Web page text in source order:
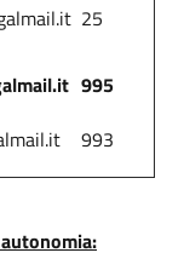
25
995
993